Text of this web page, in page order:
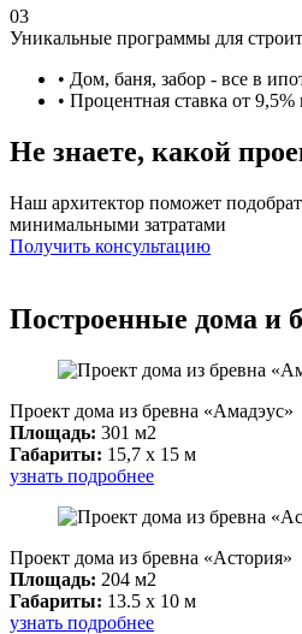
03
Уникальные программы для
• Дом, баня, забор - все в
• Процентная ставка от 9,5%
Не знаете, какой
Наш архитектор поможет
минимальными затратами
Получить консультацию
Построенные дома и
Проект дома из бревна «Амадэус»
Площадь: 301 м2
Габариты: 15,7 x 15 м
узнать подробнее
Проект дома из бревна «Астория»
Площадь: 204 м2
Габариты: 13.5 x 10 м
узнать подробнее